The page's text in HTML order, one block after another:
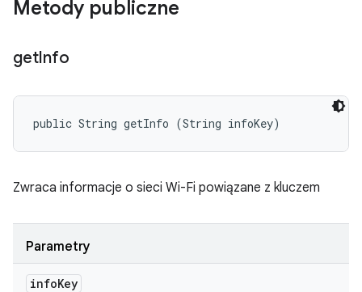
Metody publiczne
getInfo
public String getInfo (String infoKey)
Zwraca informacje o sieci Wi-Fi powiązane z kluczem
Parametry
infoKey